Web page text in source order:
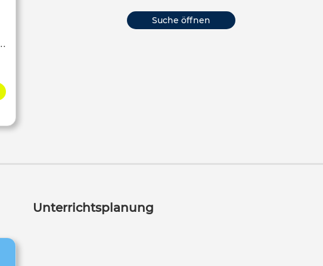
Suche öffnen
Unterrichtsplanung